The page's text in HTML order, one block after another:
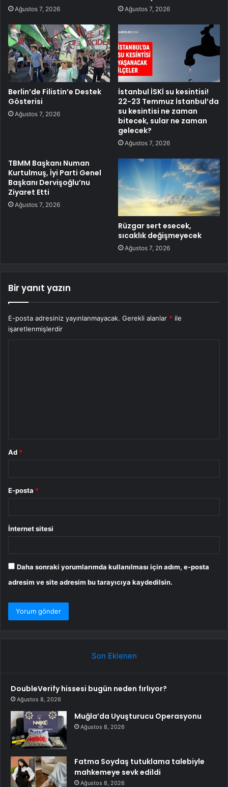
Ağustos 7, 2026 Ağustos 7, 2026
Berlin’de Filistin’e Destek
Gösterisi
Ağustos 7, 2026
İstanbul İSKİ su kesintisi!
22-23 Temmuz İstanbul’da
su kesintisi ne zaman
bitecek, sular ne zaman
gelecek?
Ağustos 7, 2026
TBMM Başkanı Numan
Kurtulmuş, İyi Parti Genel
Başkanı Dervişoğlu’nu
Ziyaret Etti
Ağustos 7, 2026
Rüzgar sert esecek,
sıcaklık değişmeyecek
Ağustos 7, 2026
Bir yanıt yazın
E-posta adresiniz yayınlanmayacak. Gerekli alanlar * ile
işaretlenmişlerdir
Ad *
E-posta *
İnternet sitesi
Daha sonraki yorumlarımda kullanılması için adım, e-posta
adresim ve site adresim bu tarayıcıya kaydedilsin.
Son Eklenen
DoubleVerify hissesi bugün neden fırlıyor?
Ağustos 8, 2026
Muğla’da Uyuşturucu Operasyonu
Ağustos 8, 2026
Fatma Soydaş tutuklama talebiyle
mahkemeye sevk edildi
Ağustos 8, 2026